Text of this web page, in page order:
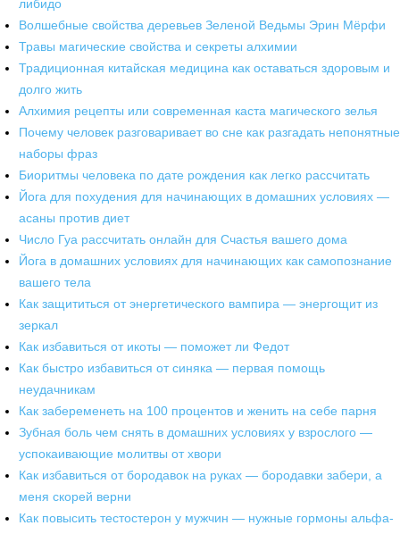
либидо
Волшебные свойства деревьев Зеленой Ведьмы Эрин Мёрфи
Травы магические свойства и секреты алхимии
Традиционная китайская медицина как оставаться здоровым и
долго жить
Алхимия рецепты или современная каста магического зелья
Почему человек разговаривает во сне как разгадать непонятные
наборы фраз
Биоритмы человека по дате рождения как легко рассчитать
Йога для похудения для начинающих в домашних условиях —
асаны против диет
Число Гуа рассчитать онлайн для Счастья вашего дома
Йога в домашних условиях для начинающих как самопознание
вашего тела
Как защититься от энергетического вампира — энергощит из
зеркал
Как избавиться от икоты — поможет ли Федот
Как быстро избавиться от синяка — первая помощь
неудачникам
Как забеременеть на 100 процентов и женить на себе парня
Зубная боль чем снять в домашних условиях у взрослого —
успокаивающие молитвы от хвори
Как избавиться от бородавок на руках — бородавки забери, а
меня скорей верни
Как повысить тестостерон у мужчин — нужные гормоны альфа-